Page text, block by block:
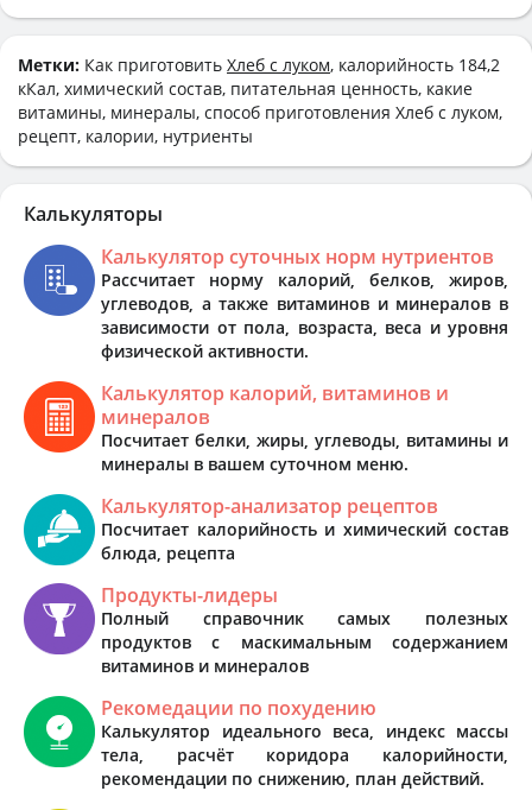
Метки: Как приготовить Хлеб с луком, калорийность 184,2
кКал, химический состав, питательная ценность, какие
витамины, минералы, способ приготовления Хлеб с луком,
рецепт, калории, нутриенты
Калькуляторы
Калькулятор суточных норм нутриентов
Рассчитает норму калорий, белков, жиров,
углеводов, а также витаминов и минералов в
зависимости от пола, возраста, веса и уровня
физической активности.
Калькулятор калорий, витаминов и
минералов
Посчитает белки, жиры, углеводы, витамины и
минералы в вашем суточном меню.
Калькулятор-анализатор рецептов
Посчитает калорийность и химический состав
блюда, рецепта
Продукты-лидеры
Полный справочник самых полезных
продуктов с маскимальным содержанием
витаминов и минералов
Рекомедации по похудению
Калькулятор идеального веса, индекс массы
тела, расчёт коридора калорийности,
рекомендации по снижению, план действий.